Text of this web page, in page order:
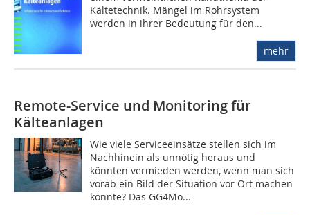
Kältetechnik. Mängel im Rohrsystem
werden in ihrer Bedeutung für den...
mehr
Remote-Service und Monitoring für
Kälteanlagen
Wie viele Serviceeinsätze stellen sich im
Nachhinein als unnötig heraus und
könnten vermieden werden, wenn man sich
vorab ein Bild der Situation vor Ort machen
könnte? Das GG4Mo...